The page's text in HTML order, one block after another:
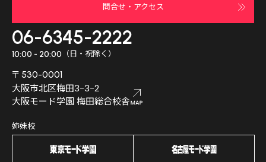
問合せ・アクセス
06-6345-2222
10:00 - 20:00 （日・祝除く）
〒530-0001
大阪市北区梅田3-3-2
大阪モード学園 梅田総合校舎
姉妹校